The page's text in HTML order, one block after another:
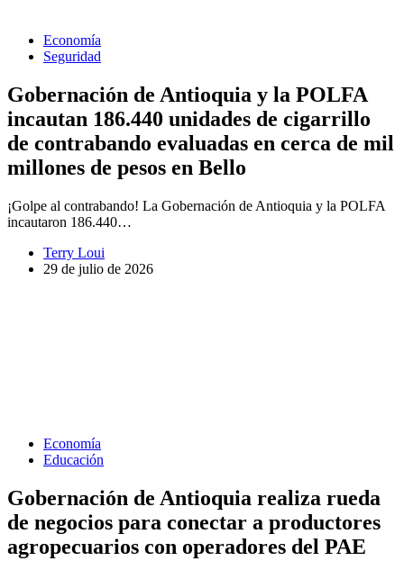
Economía
Seguridad
Gobernación de Antioquia y la POLFA
incautan 186.440 unidades de cigarrillo
de contrabando evaluadas en cerca de mil
millones de pesos en Bello
¡Golpe al contrabando! La Gobernación de Antioquia y la POLFA
incautaron 186.440…
Terry Loui
29 de julio de 2026
Economía
Educación
Gobernación de Antioquia realiza rueda
de negocios para conectar a productores
agropecuarios con operadores del PAE